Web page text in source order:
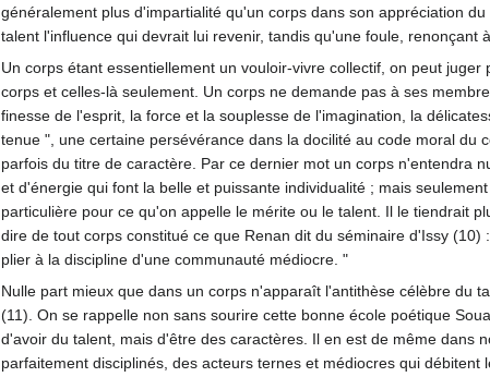
généralement plus d'impartialité qu'un corps dans son appréciation
talent l'influence qui devrait lui revenir, tandis qu'une foule,
Un corps étant essentiellement un vouloir-vivre collectif, on peut
corps et celles-là seulement. Un corps ne demande pas à ses
finesse de l'esprit, la force et la souplesse de l'imagination, la
tenue ", une certaine persévérance dans la docilité au code moral
parfois du titre de caractère. Par ce dernier mot un corps n'entendra
et d'énergie qui font la belle et puissante individualité ; mais
particulière pour ce qu'on appelle le mérite ou le talent. Il le tiendrait
dire de tout corps constitué ce que Renan dit du séminaire d'Issy
plier à la discipline d'une communauté médiocre. "
Nulle part mieux que dans un corps n'apparaît l'antithèse célèbre du
(11). On se rappelle non sans sourire cette bonne école poétique
d'avoir du talent, mais d'être des caractères. Il en est de même dans
parfaitement disciplinés, des acteurs ternes et médiocres qui